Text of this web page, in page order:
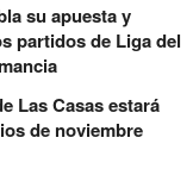
su apuesta y
partidos de Liga del
Las Casas estará
de noviembre